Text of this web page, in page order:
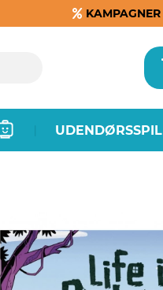
KAMPAGNER
UDENDØRSSPIL